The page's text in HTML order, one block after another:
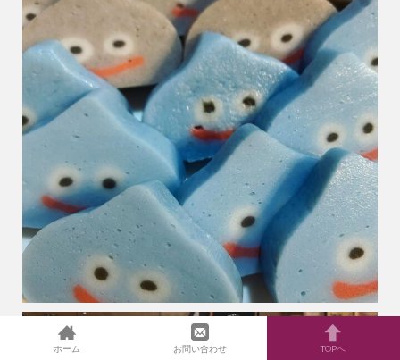
ホーム お問い合わせ TOPへ